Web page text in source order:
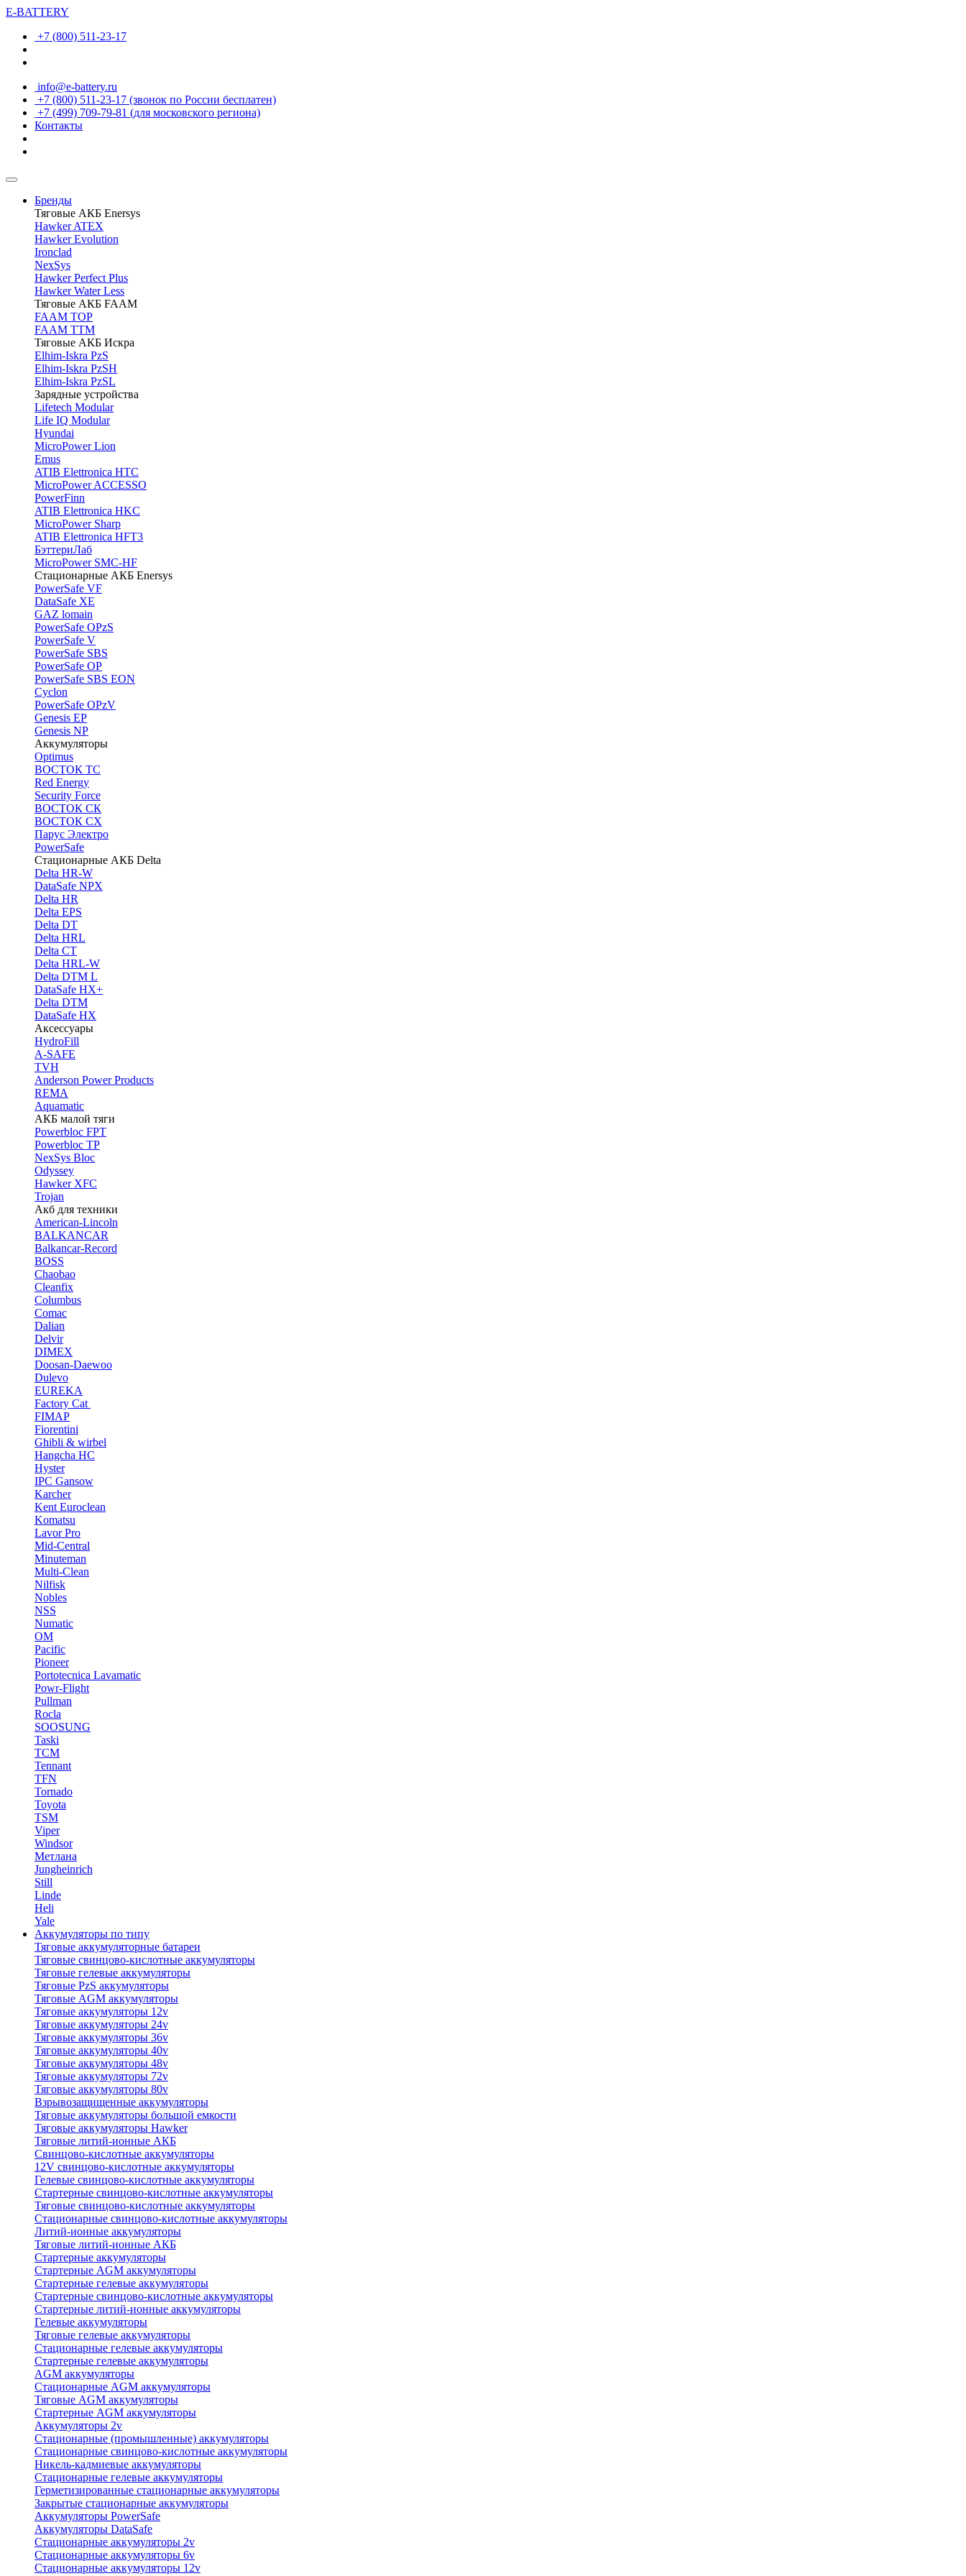
E-BATTERY
+7 (800) 511-23-17
info@e-battery.ru
+7 (800) 511-23-17 (звонок по России бесплатен)
+7 (499) 709-79-81 (для московского региона)
Контакты
Бренды
Тяговые АКБ Enersys
Hawker ATEX
Hawker Evolution
Ironclad
NexSys
Hawker Perfect Plus
Hawker Water Less
Тяговые АКБ FAAM
FAAM TOP
FAAM TTM
Тяговые АКБ Искра
Elhim-Iskra PzS
Elhim-Iskra PzSH
Elhim-Iskra PzSL
Зарядные устройства
Lifetech Modular
Life IQ Modular
Hyundai
MicroPower Lion
Emus
ATIB Elettronica HTC
MicroPower ACCESSO
PowerFinn
ATIB Elettronica HKC
MicroPower Sharp
ATIB Elettronica HFT3
БэттериЛаб
MicroPower SMC-HF
Стационарные АКБ Enersys
PowerSafe VF
DataSafe XE
GAZ lomain
PowerSafe OPzS
PowerSafe V
PоwerSafe SBS
PowerSafe OP
PоwerSafe SBS EON
Cyclon
PowerSafe OPzV
Genesis EP
Genesis NP
Аккумуляторы
Optimus
ВОСТОК ТС
Red Energy
Security Force
ВОСТОК СК
ВОСТОК СХ
Парус Электро
PowerSafe
Стационарные АКБ Delta
Delta HR-W
DataSafe NPX
Delta HR
Delta EPS
Delta DT
Delta HRL
Delta CT
Delta HRL-W
Delta DTM L
DataSafe HX+
Delta DTM
DataSafe HX
Аксессуары
HydroFill
A-SAFE
TVH
Anderson Power Products
REMA
Aquamatic
АКБ малой тяги
Powerbloc FPT
Powerbloc TP
NexSys Bloc
Odyssey
Hawker XFC
Trojan
Акб для техники
American-Lincoln
BALKANCAR
Balkancar-Record
BOSS
Chaobao
Cleanfix
Columbus
Comac
Dalian
Delvir
DIMEX
Doosan-Daewoo
Dulevo
EUREKA
Factory Cat
FIMAP
Fiorentini
Ghibli & wirbel
Hangcha HC
Hyster
IPC Gansow
Karcher
Kent Euroclean
Komatsu
Lavor Pro
Mid-Central
Minuteman
Multi-Clean
Nilfisk
Nobles
NSS
Numatic
OM
Pacific
Pioneer
Portotecnica Lavamatic
Powr-Flight
Pullman
Rocla
SOOSUNG
Taski
TCM
Tennant
TFN
Tornado
Toyota
TSM
Viper
Windsor
Метлана
Jungheinrich
Still
Linde
Heli
Yale
Аккумуляторы по типу
Тяговые аккумуляторные батареи
Тяговые свинцово-кислотные аккумуляторы
Тяговые гелевые аккумуляторы
Тяговые PzS аккумуляторы
Тяговые AGM аккумуляторы
Тяговые аккумуляторы 12v
Тяговые аккумуляторы 24v
Тяговые аккумуляторы 36v
Тяговые аккумуляторы 40v
Тяговые аккумуляторы 48v
Тяговые аккумуляторы 72v
Тяговые аккумуляторы 80v
Взрывозащищенные аккумуляторы
Тяговые аккумуляторы большой емкости
Тяговые аккумуляторы Hawker
Тяговые литий-ионные АКБ
Свинцово-кислотные аккумуляторы
12V свинцово-кислотные аккумуляторы
Гелевые свинцово-кислотные аккумуляторы
Стартерные свинцово-кислотные аккумуляторы
Тяговые свинцово-кислотные аккумуляторы
Стационарные свинцово-кислотные аккумуляторы
Литий-ионные аккумуляторы
Тяговые литий-ионные АКБ
Стартерные аккумуляторы
Стартерные AGM аккумуляторы
Стартерные гелевые аккумуляторы
Стартерные свинцово-кислотные аккумуляторы
Стартерные литий-ионные аккумуляторы
Гелевые аккумуляторы
Тяговые гелевые аккумуляторы
Стационарные гелевые аккумуляторы
Стартерные гелевые аккумуляторы
AGM аккумуляторы
Стационарные AGM аккумуляторы
Тяговые AGM аккумуляторы
Стартерные AGM аккумуляторы
Аккумуляторы 2v
Стационарные (промышленные) аккумуляторы
Стационарные свинцово-кислотные аккумуляторы
Никель-кадмиевые аккумуляторы
Стационарные гелевые аккумуляторы
Герметизированные стационарные аккумуляторы
Закрытые стационарные аккумуляторы
Аккумуляторы PowerSafe
Аккумуляторы DataSafe
Стационарные аккумуляторы 2v
Стационарные аккумуляторы 6v
Стационарные аккумуляторы 12v